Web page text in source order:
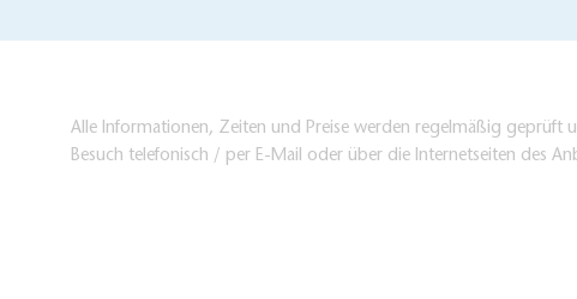
Alle Informationen, Zeiten und Preise werden regelmäßig geprüft
Besuch telefonisch / per E-Mail oder über die Internetseiten des